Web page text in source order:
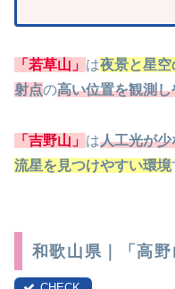
「若草山」 は夜景と星
射点の高い位置を観測
「吉野山」 は人工光が
流星を見つけやすい環境
和歌山県｜「高野